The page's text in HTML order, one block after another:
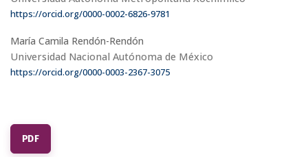
https://orcid.org/0000-0002-6826-9781
María Camila Rendón-Rendón
Universidad Nacional Autónoma de México
https://orcid.org/0000-0003-2367-3075
PDF